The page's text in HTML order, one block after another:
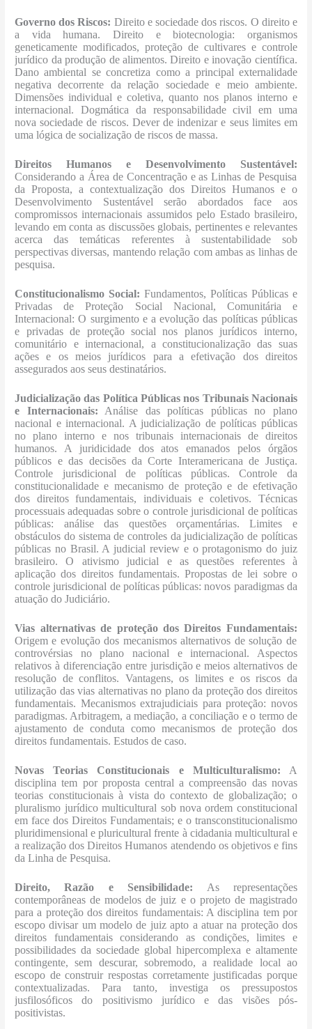
Governo dos Riscos: Direito e sociedade dos riscos. O direito e
a vida humana. Direito e biotecnologia: organismos
geneticamente modificados, proteção de cultivares e controle
jurídico da produção de alimentos. Direito e inovação científica.
Dano ambiental se concretiza como a principal externalidade
negativa decorrente da relação sociedade e meio ambiente.
Dimensões individual e coletiva, quanto nos planos interno e
internacional. Dogmática da responsabilidade civil em uma
nova sociedade de riscos. Dever de indenizar e seus limites em
uma lógica de socialização de riscos de massa.
Direitos Humanos e Desenvolvimento Sustentável:
Considerando a Área de Concentração e as Linhas de Pesquisa
da Proposta, a contextualização dos Direitos Humanos e o
Desenvolvimento Sustentável serão abordados face aos
compromissos internacionais assumidos pelo Estado brasileiro,
levando em conta as discussões globais, pertinentes e relevantes
acerca das temáticas referentes à sustentabilidade sob
perspectivas diversas, mantendo relação com ambas as linhas de
pesquisa.
Constitucionalismo Social: Fundamentos, Políticas Públicas e
Privadas de Proteção Social Nacional, Comunitária e
Internacional: O surgimento e a evolução das políticas públicas
e privadas de proteção social nos planos jurídicos interno,
comunitário e internacional, a constitucionalização das suas
ações e os meios jurídicos para a efetivação dos direitos
assegurados aos seus destinatários.
Judicialização das Política Públicas nos Tribunais Nacionais
e Internacionais: Análise das políticas públicas no plano
nacional e internacional. A judicialização de políticas públicas
no plano interno e nos tribunais internacionais de direitos
humanos. A juridicidade dos atos emanados pelos órgãos
públicos e das decisões da Corte Interamericana de Justiça.
Controle jurisdicional de políticas públicas. Controle da
constitucionalidade e mecanismo de proteção e de efetivação
dos direitos fundamentais, individuais e coletivos. Técnicas
processuais adequadas sobre o controle jurisdicional de políticas
públicas: análise das questões orçamentárias. Limites e
obstáculos do sistema de controles da judicialização de políticas
públicas no Brasil. A judicial review e o protagonismo do juiz
brasileiro. O ativismo judicial e as questões referentes à
aplicação dos direitos fundamentais. Propostas de lei sobre o
controle jurisdicional de políticas públicas: novos paradigmas da
atuação do Judiciário.
Vias alternativas de proteção dos Direitos Fundamentais:
Origem e evolução dos mecanismos alternativos de solução de
controvérsias no plano nacional e internacional. Aspectos
relativos à diferenciação entre jurisdição e meios alternativos de
resolução de conflitos. Vantagens, os limites e os riscos da
utilização das vias alternativas no plano da proteção dos direitos
fundamentais. Mecanismos extrajudiciais para proteção: novos
paradigmas. Arbitragem, a mediação, a conciliação e o termo de
ajustamento de conduta como mecanismos de proteção dos
direitos fundamentais. Estudos de caso.
Novas Teorias Constitucionais e Multiculturalismo: A
disciplina tem por proposta central a compreensão das novas
teorias constitucionais à vista do contexto de globalização; o
pluralismo jurídico multicultural sob nova ordem constitucional
em face dos Direitos Fundamentais; e o transconstitucionalismo
pluridimensional e pluricultural frente à cidadania multicultural e
a realização dos Direitos Humanos atendendo os objetivos e fins
da Linha de Pesquisa.
Direito, Razão e Sensibilidade: As representações
contemporâneas de modelos de juiz e o projeto de magistrado
para a proteção dos direitos fundamentais: A disciplina tem por
escopo divisar um modelo de juiz apto a atuar na proteção dos
direitos fundamentais considerando as condições, limites e
possibilidades da sociedade global hipercomplexa e altamente
contingente, sem descurar, sobremodo, a realidade local ao
escopo de construir respostas corretamente justificadas porque
contextualizadas. Para tanto, investiga os pressupostos
jusfilosóficos do positivismo jurídico e das visões pós-
positivistas.